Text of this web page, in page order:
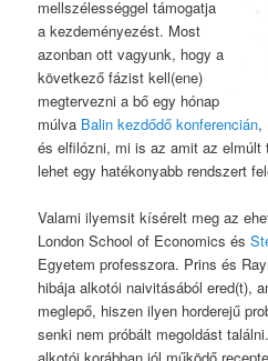
mellszélességgel támogatja
a kezdeményezést. Most
azonban ott vagyunk, hogy a
következő fázist kell(ene)
megtervezni a bő egy hónap
múlva Balin kezdődő konferencián,
és elfilózni, mi is az amit az elmúlt
lehet egy hatékonyabb rendszert
Valami ilyemsit kísérelt meg az
London School of Economics és
Egyetem professzora. Prins és
hibája alkotói naivitásából ered(t),
meglepő, hiszen ilyen horderejű
senki nem próbált megoldást
alkotói korábban jól működő